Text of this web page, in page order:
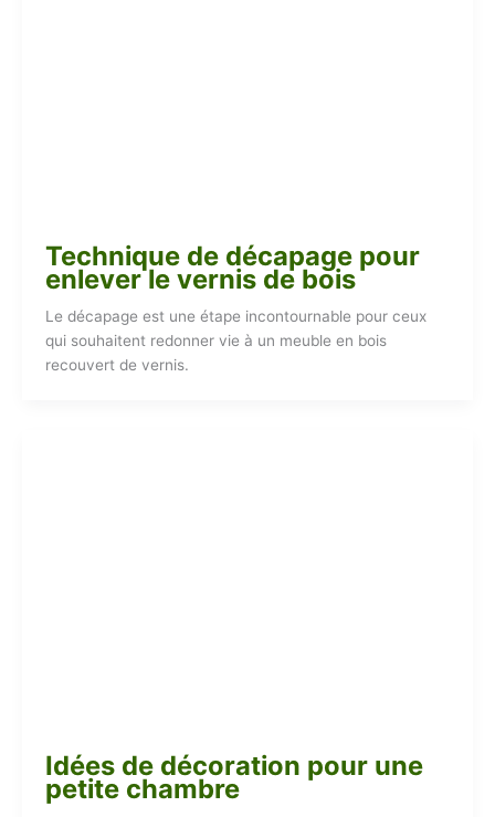
Technique de décapage pour
enlever le vernis de bois
Le décapage est une étape incontournable pour ceux
qui souhaitent redonner vie à un meuble en bois
recouvert de vernis.
Idées de décoration pour une
petite chambre